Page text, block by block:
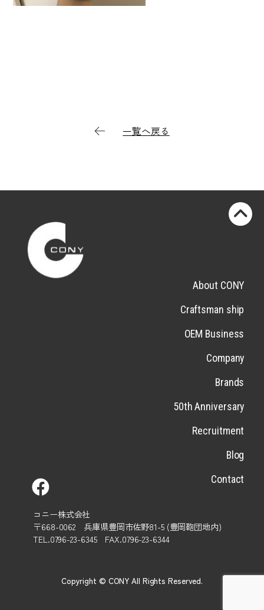
一覧へ戻る
About CONY
Craftsman ship
OEM Business
Company
Brands
50th Anniversary
Recruitment
Blog
Contact
コニー株式会社
〒668-0062 兵庫県豊岡市佐野81-5 (豊岡鞄団地内)
TEL.0796-23-6345 FAX.0796-23-6344
Copyright © CONY All Rights Reserved.